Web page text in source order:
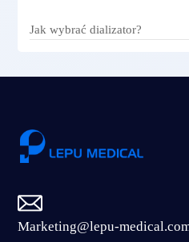
Jak wybrać dializator?
Marketing@lepu-